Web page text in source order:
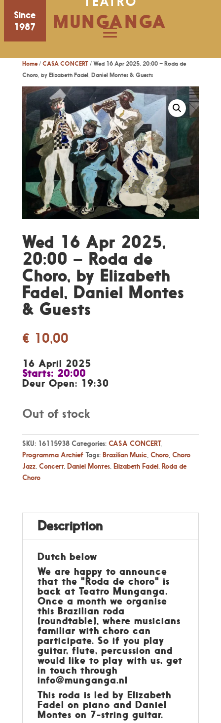
Since
1987
MUNGANGA
Home/ CASA CONCERT/ Wed 16 Apr 2025, 20:00 – Roda de
Choro, by Elizabeth Fadel, Daniel Montes & Guests
Wed 16 Apr 2025,
20:00 – Roda de
Choro, by Elizabeth
Fadel, Daniel Montes
& Guests
€ 10,00
16 April 2025
Starts: 20:00
Deur Open: 19:30
Out of stock
SKU: 16115938 Categories: CASA CONCERT,
Programma Archief Tags: Brazilian Music, Choro, Choro
Jazz, Concert, Daniel Montes, Elizabeth Fadel, Roda de
Choro
Description
Dutch below
We are happy to announce
that the "Roda de choro" is
back at Teatro Munganga.
Once a month we organise
this Brazilian roda
(roundtable), where musicians
familiar with choro can
participate. So if you play
guitar, flute, percussion and
would like to play with us, get
in touch through
info@munganga.nl
This roda is led by Elizabeth
Fadel on piano and Daniel
Montes on 7-string guitar.